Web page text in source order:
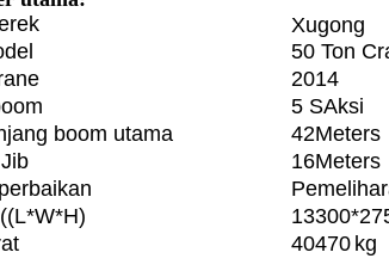
Xugong
50 Ton
2014
5 SAksi
boom utama
42Meters
16Meters
13300*2
40470 kg